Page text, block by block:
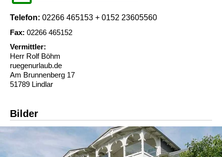
Telefon: 02266 465153 + 0152 23605560
Fax: 02266 465152
Vermittler:
Herr Rolf Böhm
ruegenurlaub.de
Am Brunnenberg 17
51789 Lindlar
Bilder